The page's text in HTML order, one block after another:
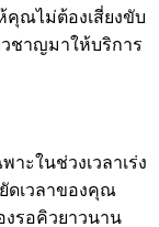
คุณไม่ต้องเสี่ยงขับ
ชาญมาให้บริการ
ะในช่วงเวลาเร่ง
ดเวลาของคุณ
งรอคิวยาวนาน